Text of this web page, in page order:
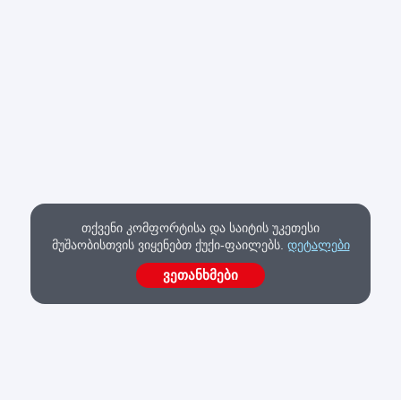
თქვენი კომფორტისა და საიტის უკეთესი
მუშაობისთვის ვიყენებთ ქუქი-ფაილებს. დეტალები
ვეთანხმები